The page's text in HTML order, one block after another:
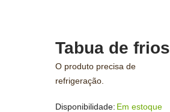
Tabua de frios
O produto precisa de
refrigeração.
Disponibilidade: Em estoque